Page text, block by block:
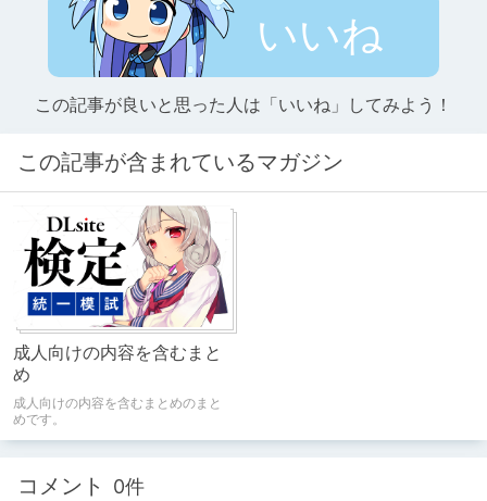
いいね
この記事が良いと思った人は「いいね」してみよう！
この記事が含まれているマガジン
成人向けの内容を含むまと
め
成人向けの内容を含むまとめのまと
めです。
コメント 0件